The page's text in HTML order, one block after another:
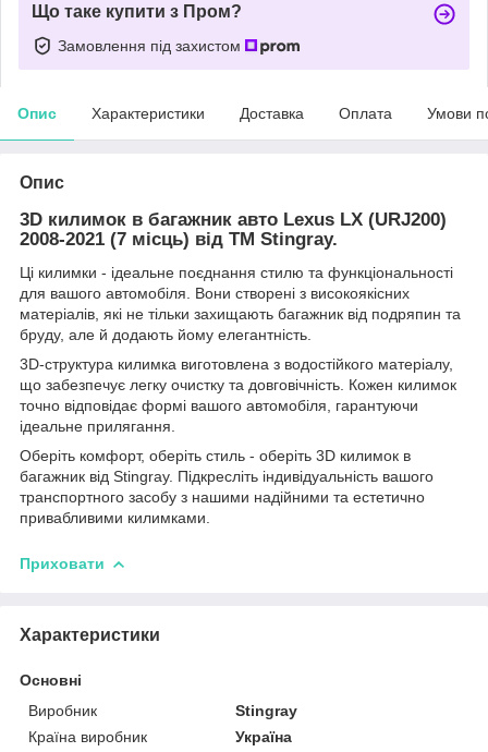
Що таке купити з Пром?
Замовлення під захистом
Опис Характеристики Доставка Оплата Умови
Опис
3D килимок в багажник авто Lexus LX (URJ200)
2008-2021 (7 місць) від TM Stingray.
Ці килимки - ідеальне поєднання стилю та функціональності
для вашого автомобіля. Вони створені з високоякісних
матеріалів, які не тільки захищають багажник від подряпин та
бруду, але й додають йому елегантність.
3D-структура килимка виготовлена з водостійкого матеріалу,
що забезпечує легку очистку та довговічність. Кожен килимок
точно відповідає формі вашого автомобіля, гарантуючи
ідеальне прилягання.
Оберіть комфорт, оберіть стиль - оберіть 3D килимок в
багажник від Stingray. Підкресліть індивідуальність вашого
транспортного засобу з нашими надійними та естетично
привабливими килимками.
Приховати
Характеристики
Основні
Виробник
Stingray
Країна виробник
Україна